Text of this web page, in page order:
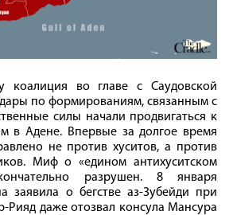
коалиция во главе с Саудовской
по формированиям, связанным с
силы начали продвигаться к
в Адене. Впервые за долгое время
не против хуситов, а против
Миф о «едином антихуситском
разрушен. 8 января
заявила о бегстве аз-Зубейди при
Рияд даже отозвал консула Мансура